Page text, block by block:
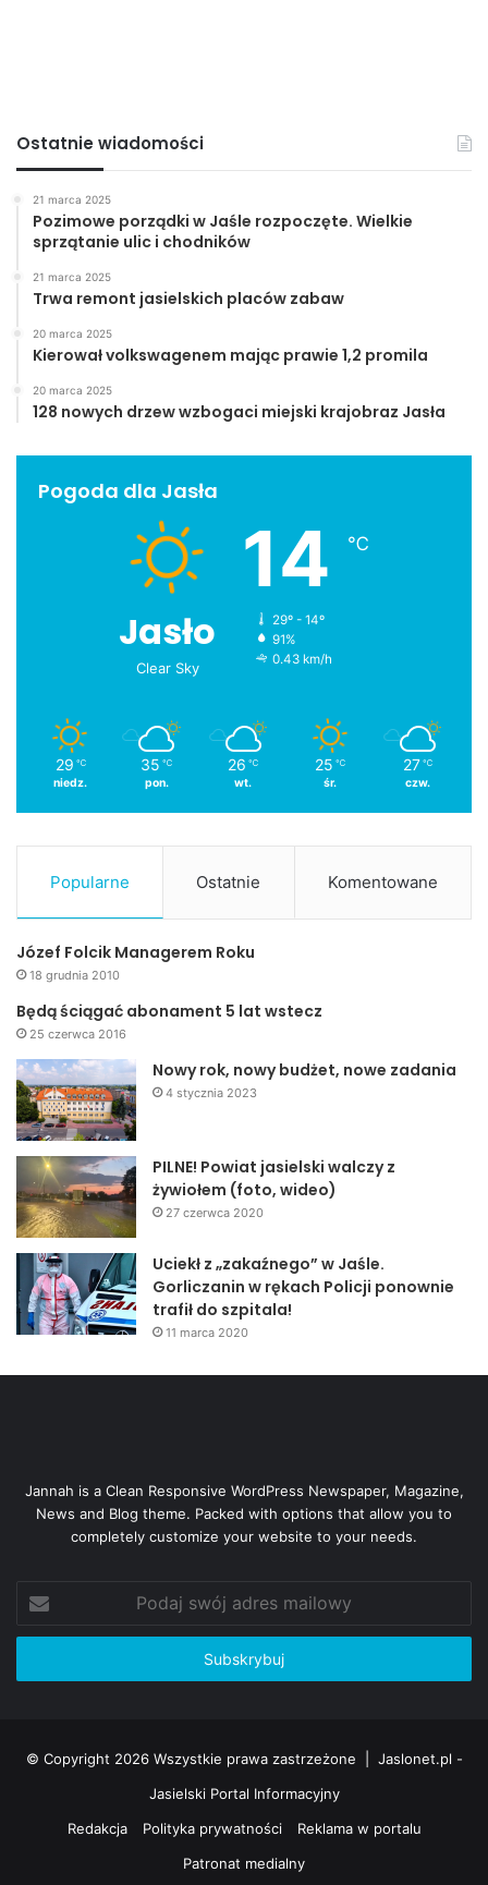
Ostatnie wiadomości
21 marca 2025
Pozimowe porządki w Jaśle rozpoczęte. Wielkie
sprzątanie ulic i chodników
21 marca 2025
Trwa remont jasielskich placów zabaw
20 marca 2025
Kierował volkswagenem mając prawie 1,2 promila
20 marca 2025
128 nowych drzew wzbogaci miejski krajobraz Jasła
Pogoda dla Jasła
Jasło
Clear Sky
14 ℃
29º - 14º
91%
0.43 km/h
29 ℃
niedz.
35 ℃
pon.
26 ℃
wt.
25 ℃
śr.
27 ℃
czw.
Popularne Ostatnie Komentowane
Józef Folcik Managerem Roku
18 grudnia 2010
Będą ściągać abonament 5 lat wstecz
25 czerwca 2016
Nowy rok, nowy budżet, nowe zadania
4 stycznia 2023
PILNE! Powiat jasielski walczy z
żywiołem (foto, wideo)
27 czerwca 2020
Uciekł z „zakaźnego” w Jaśle.
Gorliczanin w rękach Policji ponownie
trafił do szpitala!
11 marca 2020
Jannah is a Clean Responsive WordPress Newspaper, Magazine,
News and Blog theme. Packed with options that allow you to
completely customize your website to your needs.
swój
adres
© Copyright 2026 Wszystkie prawa zastrzeżone | Jaslonet.pl -
Jasielski Portal Informacyjny
Redakcja
Polityka prywatności
Reklama w portalu
Patronat medialny